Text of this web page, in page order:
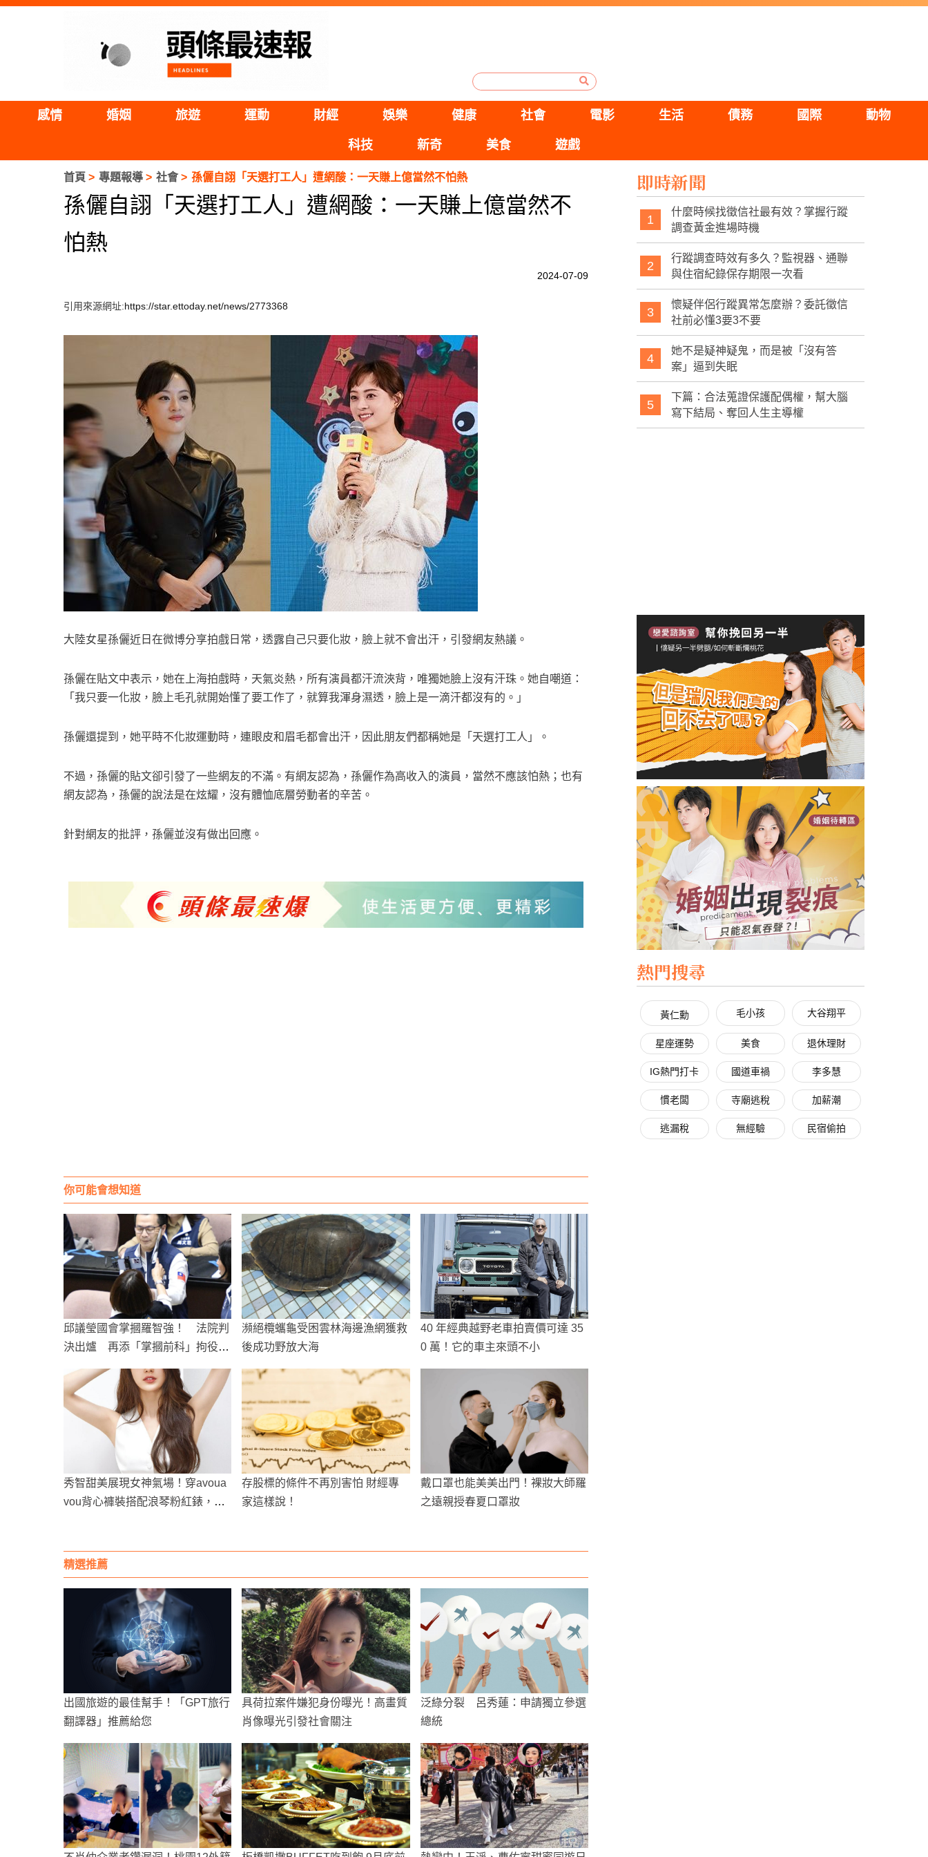
感情 婚姻 旅遊 運動 財經 娛樂 健康 社會 電影 生活 債務 國際 動物
科技 新奇 美食 遊戲
首頁 專題報導 社會 孫儷自詡「天選打工人」遭網酸：一天賺上億當然不怕熱
孫儷自詡「天選打工人」遭網酸：一天賺上億當然不
怕熱
2024-07-09
引用來源網址:https://star.ettoday.net/news/2773368
大陸女星孫儷近日在微博分享拍戲日常，透露自己只要化妝，臉上就不會出汗，引發網友熱議。
孫儷在貼文中表示，她在上海拍戲時，天氣炎熱，所有演員都汗流浹背，唯獨她臉上沒有汗珠。她自嘲道：
「我只要一化妝，臉上毛孔就開始懂了要工作了，就算我渾身濕透，臉上是一滴汗都沒有的。」
孫儷還提到，她平時不化妝運動時，連眼皮和眉毛都會出汗，因此朋友們都稱她是「天選打工人」。
不過，孫儷的貼文卻引發了一些網友的不滿。有網友認為，孫儷作為高收入的演員，當然不應該怕熱；也有
網友認為，孫儷的說法是在炫耀，沒有體恤底層勞動者的辛苦。
針對網友的批評，孫儷並沒有做出回應。
你可能會想知道
邱議瑩國會掌摑羅智強！ 法院判
決出爐 再添「掌摑前科」拘役10
瀕絕欖蠵龜受困雲林海邊漁網獲救
後成功野放大海
40 年經典越野老車拍賣價可達 35
0 萬！它的車主來頭不小
秀智甜美展現女神氣場！穿avoua
vou背心褲裝搭配浪琴粉紅錶，嘟
存股標的條件不再別害怕 財經專
家這樣說！
戴口罩也能美美出門！裸妝大師羅
之遠親授春夏口罩妝
精選推薦
出國旅遊的最佳幫手！「GPT旅行
翻譯器」推薦給您
具荷拉案件嫌犯身份曝光！高畫質
肖像曝光引發社會關注
泛綠分裂 呂秀蓮：申請獨立參選
總統
即時新聞
1
什麼時候找徵信社最有效？掌握行蹤
調查黃金進場時機
2
行蹤調查時效有多久？監視器、通聯
與住宿紀錄保存期限一次看
3
懷疑伴侶行蹤異常怎麼辦？委託徵信
社前必懂3要3不要
4
她不是疑神疑鬼，而是被「沒有答
案」逼到失眠
5
下篇：合法蒐證保護配偶權，幫大腦
寫下結局、奪回人生主導權
熱門搜尋
黃仁勳 毛小孩 大谷翔平
星座運勢 美食 退休理財
IG熱門打卡 國道車禍 李多慧
慣老闆 寺廟逃稅 加薪潮
逃漏稅 無經驗 民宿偷拍